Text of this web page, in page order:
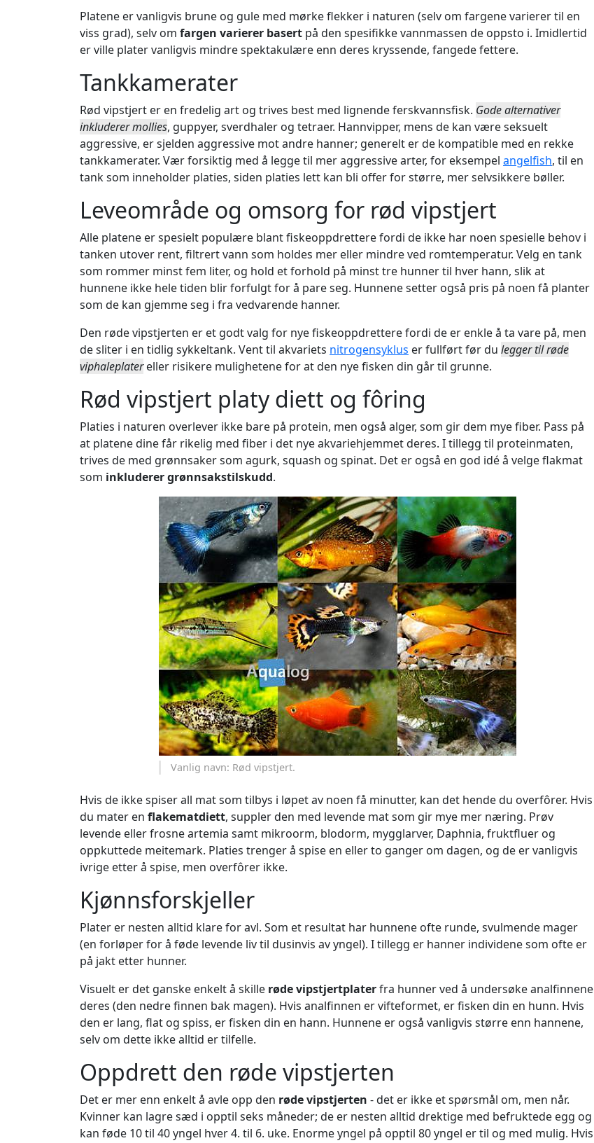
Platene er vanligvis brune og gule med mørke flekker i naturen (selv om fargene varierer til en
viss grad), selv om fargen varierer basert på den spesifikke vannmassen de oppsto i. Imidlertid
er ville plater vanligvis mindre spektakulære enn deres kryssende, fangede fettere.
Tankkamerater
Rød vipstjert er en fredelig art og trives best med lignende ferskvannsfisk. Gode alternativer
inkluderer mollies, guppyer, sverdhaler og tetraer. Hannvipper, mens de kan være seksuelt
aggressive, er sjelden aggressive mot andre hanner; generelt er de kompatible med en rekke
tankkamerater. Vær forsiktig med å legge til mer aggressive arter, for eksempel angelfish, til en
tank som inneholder platies, siden platies lett kan bli offer for større, mer selvsikkere bøller.
Leveområde og omsorg for rød vipstjert
Alle platene er spesielt populære blant fiskeoppdrettere fordi de ikke har noen spesielle behov i
tanken utover rent, filtrert vann som holdes mer eller mindre ved romtemperatur. Velg en tank
som rommer minst fem liter, og hold et forhold på minst tre hunner til hver hann, slik at
hunnene ikke hele tiden blir forfulgt for å pare seg. Hunnene setter også pris på noen få planter
som de kan gjemme seg i fra vedvarende hanner.
Den røde vipstjerten er et godt valg for nye fiskeoppdrettere fordi de er enkle å ta vare på, men
de sliter i en tidlig sykkeltank. Vent til akvariets nitrogensyklus er fullført før du legger til røde
viphaleplatereller risikere mulighetene for at den nye fisken din går til grunne.
Rød vipstjert platy diett og fôring
Platies i naturen overlever ikke bare på protein, men også alger, som gir dem mye fiber. Pass på
at platene dine får rikelig med fiber i det nye akvariehjemmet deres. I tillegg til proteinmaten,
trives de med grønnsaker som agurk, squash og spinat. Det er også en god idé å velge flakmat
som inkluderer grønnsakstilskudd.
Vanlig navn: Rød vipstjert.
Hvis de ikke spiser all mat som tilbys i løpet av noen få minutter, kan det hende du overfôrer. Hvis
du mater en flakematdiett, suppler den med levende mat som gir mye mer næring. Prøv
levende eller frosne artemia samt mikroorm, blodorm, mygglarver, Daphnia, fruktfluer og
oppkuttede meitemark. Platies trenger å spise en eller to ganger om dagen, og de er vanligvis
ivrige etter å spise, men overfôrer ikke.
Kjønnsforskjeller
Plater er nesten alltid klare for avl. Som et resultat har hunnene ofte runde, svulmende mager
(en forløper for å føde levende liv til dusinvis av yngel). I tillegg er hanner individene som ofte er
på jakt etter hunner.
Visuelt er det ganske enkelt å skille røde vipstjertplaterfra hunner ved å undersøke analfinnene
deres (den nedre finnen bak magen). Hvis analfinnen er vifteformet, er fisken din en hunn. Hvis
den er lang, flat og spiss, er fisken din en hann. Hunnene er også vanligvis større enn hannene,
selv om dette ikke alltid er tilfelle.
Oppdrett den røde vipstjerten
Det er mer enn enkelt å avle opp den røde vipstjerten - det er ikke et spørsmål om, men når.
Kvinner kan lagre sæd i opptil seks måneder; de er nesten alltid drektige med befruktede egg og
kan føde 10 til 40 yngel hver 4. til 6. uke. Enorme yngel på opptil 80 yngel er til og med mulig. Hvis